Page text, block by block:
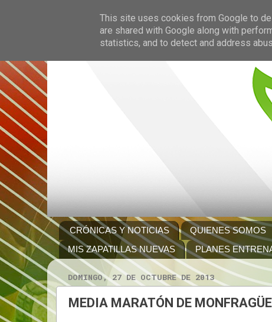
CRÓNICAS Y NOTICIAS QUIENES SOMOS
MIS ZAPATILLAS NUEVAS
PLANES
DOMINGO, 27 DE OCTUBRE DE 2013
MEDIA MARATÓN DE
This site uses cookies from Google to
are shared with Google along with
statistics, and to detect and address